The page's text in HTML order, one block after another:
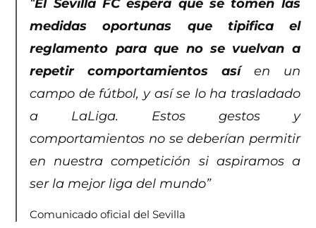
“El Sevilla FC espera que se tomen las
medidas oportunas que tipifica el
reglamento para que no se vuelvan a
repetir comportamientos así en un
campo de fútbol, y así se lo ha trasladado
a LaLiga. Estos gestos y
comportamientos no se deberían permitir
en nuestra competición si aspiramos a
ser la mejor liga del mundo”
Comunicado oficial del Sevilla